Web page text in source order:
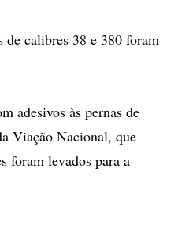
de calibres 38 e 380 foram
adesivos às pernas de
Viação Nacional, que
foram levados para a